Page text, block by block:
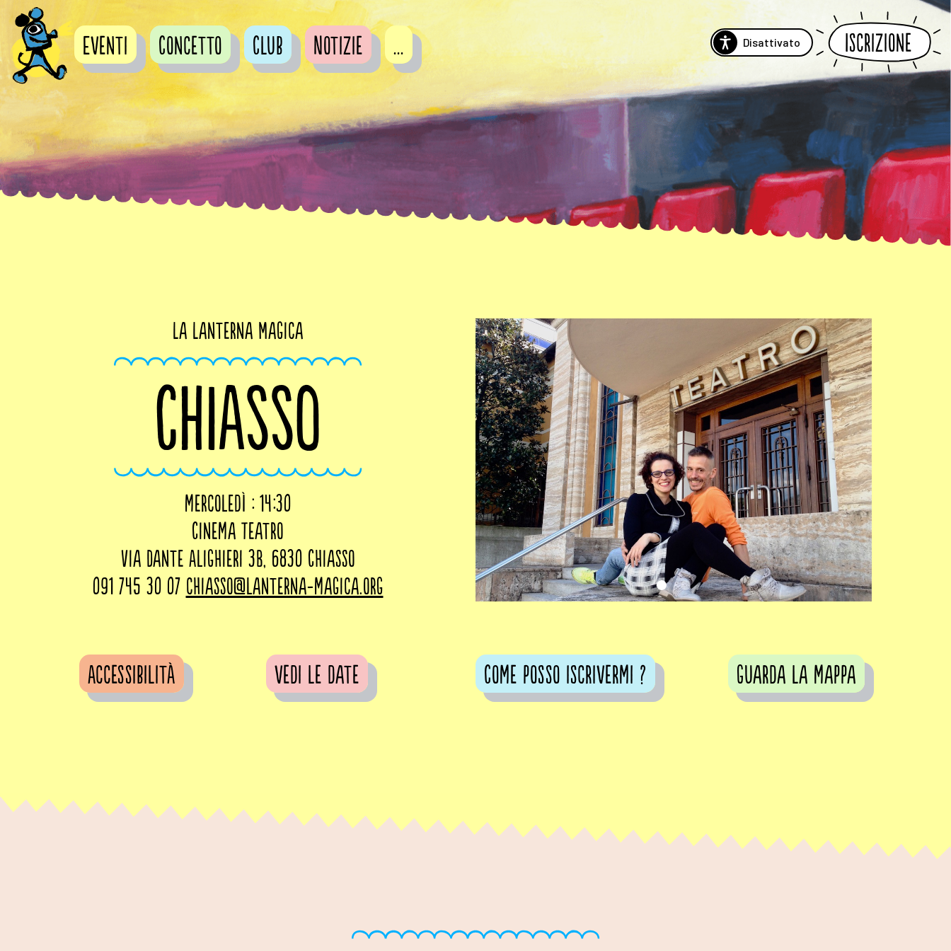
Disattivato Iscrizione
Eventi Concetto Club Notizie ...
La Lanterna Magica
CHIASSO
mercoledì : 14:30
Cinema Teatro
Via Dante Alighieri 3B, 6830 Chiasso
091 745 30 07 chiasso@lanterna-magica.org
Accessibilità vedi le date Come posso iscrivermi ? guarda la mappa